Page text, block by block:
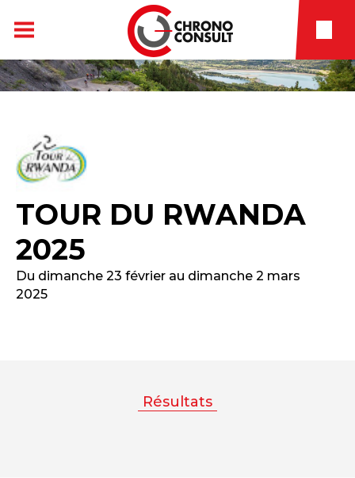
TOUR DU RWANDA
2025
Du dimanche 23 février au dimanche 2 mars
2025
Résultats